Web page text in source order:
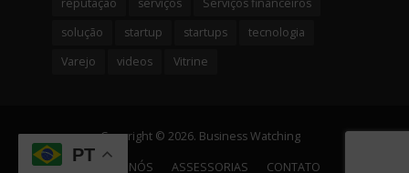
solução
startup startups
tecnologia
Varejo
videos Vitrine
Copyright © 2026. Business Watching
SOBRE NÓS
ASSESSORIAS CONTATO
PT